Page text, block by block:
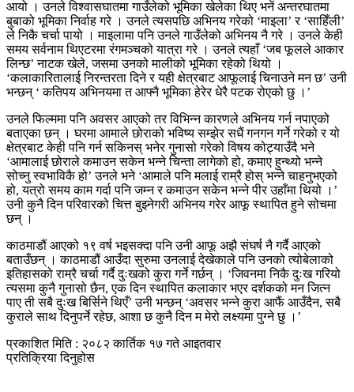
आयो । उनले विश्वासघातमा गाउँलेको भूमिका खेलेका थिए भनें अन्तरघातमा
बुबाको भूमिका निर्वाह गरे । उनले त्यसपछि अभिनय गरेको ‘माइला’ र ‘साहिँली’
ले निकै चर्चा पायो । माइलामा पनि उनले गाउँलेको अभिनय नै गरे । उनले केही
समय सर्वनाम थिएटरमा रंगमञ्चको यात्रा गरे । उनले त्यहाँ ‘जब फूलले आकार
लिन्छ’ नाटक खेले, जसमा उनको मालीको भूमिका रहेको थियो ।
‘कलाकारितालाई निरन्तरता दिने र यही क्षेत्रबाट आफूलाई चिनाउने मन छ’ उनी
भन्छन् ‘ कतिपय अभिनयमा त आफ्नै भूमिका हेरेर धेरै पटक रोएको छु ।’
उनले फिल्ममा पनि अवसर आएको तर विभिन्न कारणले अभिनय गर्न नपाएको
बताएका छन् । घरमा आमाले छोराको भविष्य सम्झेर सधैं गनगन गर्ने गरेको र यो
क्षेत्रबाट केही पनि गर्न सकिनस् भनेर गुनासो गरेको विषय कोट्याउँदै भने
‘आमालाई छोराले कमाउन सकेन भन्ने चिन्ता लागेको हो, कमाए हुन्थ्यो भन्ने
सोच्नु स्वभाविकै हो’ उनले भने ‘आमाले पनि मलाई राम्रै होस् भन्ने चाहनुभएको
हो, यत्रो समय काम गर्दा पनि जम्न र कमाउन सकेन भन्ने पीर उहाँमा थियो ।’
उनी कुनै दिन परिवारको चित्त बुझ्नेगरी अभिनय गरेर आफू स्थापित हुने सोचमा
छन् ।
काठमाडौं आएको १९ वर्ष भइसक्दा पनि उनी आफू अझै संघर्ष नै गर्दै आएको
बताउँछन् । काठमाडौं आउँदा सुरुमा उनलाई देखेकाले पनि उनको त्योबेलाको
इतिहासको राम्रै चर्चा गर्दै दुःखको कुरा गर्ने गर्छन् । ‘जिवनमा निकै दुःख गरियो
त्यसमा कुनै गुनासो छैन, एक दिन स्थापित कलाकार भएर दर्शकको मन जित्न
पाए ती सबै दुःख बिर्सिने थिएँ’ उनी भन्छन् ‘अवसर भन्ने कुरा आफैं आउँदैन, सबै
कुराले साथ दिनुपर्ने रहेछ, आशा छ कुनै दिन म मेरो लक्ष्यमा पुग्ने छु ।’
प्रकाशित मिति : २०८२ कार्तिक १७ गते आइतवार
प्रतिक्रिया दिनुहोस